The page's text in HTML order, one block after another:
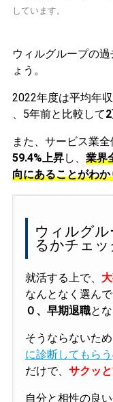
しています。
ウィルグループの
ょう。
2022年度は平均年
、5年前と比較して
また、サービス業
59.4%上昇し、 業界
向にあることがわ
ウィルグ
るかチェッ
就活する上で、
なんとなく選ん
０、早期退職と
そうならないた
に診断してもらう
だけで、 サクッ
自分と相性の良